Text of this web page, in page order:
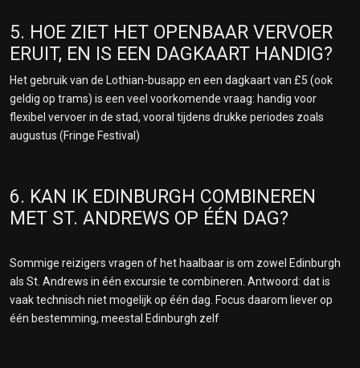
5. HOE ZIET HET OPENBAAR VERVOER
ERUIT, EN IS EEN DAGKAART HANDIG?
Het gebruik van de Lothian-busapp en een dagkaart van £5 (ook
geldig op trams) is een veel voorkomende vraag: handig voor
flexibel vervoer in de stad, vooral tijdens drukke periodes zoals
augustus (Fringe Festival)
6. KAN IK EDINBURGH COMBINEREN
MET ST. ANDREWS OP ÉÉN DAG?
Sommige reizigers vragen of het haalbaar is om zowel Edinburgh
als St. Andrews in één excursie te combineren. Antwoord: dat is
vaak technisch niet mogelijk op één dag. Focus daarom liever op
één bestemming, meestal Edinburgh zelf